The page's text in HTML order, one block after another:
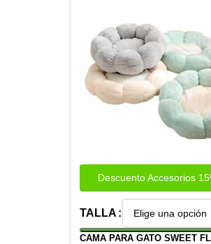
Descuento Accesorios
TALLA
CAMA PARA GATO SWEET